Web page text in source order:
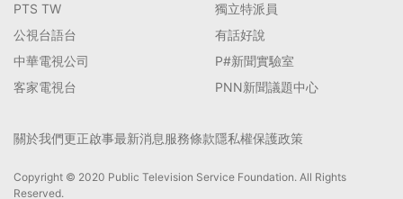
PTS TW
公視台語台
中華電視公司
客家電視台
獨立特派員
有話好說
P#新聞實驗室
PNN新聞議題中心
關於我們更正啟事最新消息服務條款隱私權保護政策
Copyright © 2020 Public Television Service Foundation. All Rights
Reserved.